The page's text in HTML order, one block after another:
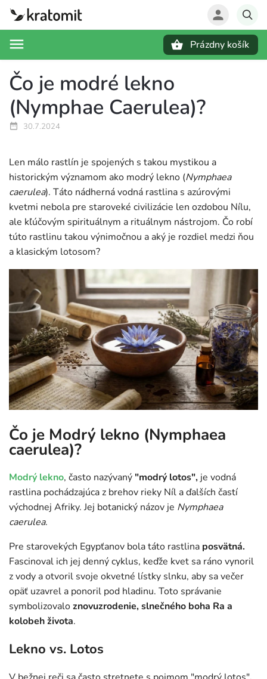
Prázdny košík
Čo je modré lekno
(Nymphae Caerulea)?
30.7.2024
Len málo rastlín je spojených s takou mystikou a
historickým významom ako modrý lekno (Nymphaea
caerulea). Táto nádherná vodná rastlina s azúrovými
kvetmi nebola pre staroveké civilizácie len ozdobou Nílu,
ale kľúčovým spirituálnym a rituálnym nástrojom. Čo robí
túto rastlinu takou výnimočnou a aký je rozdiel medzi ňou
a klasickým lotosom?
Čo je Modrý lekno (Nymphaea
caerulea)?
Modrý lekno, často nazývaný "modrý lotos", je vodná
rastlina pochádzajúca z brehov rieky Níl a ďalších častí
východnej Afriky. Jej botanický názov je Nymphaea
caerulea.
Pre starovekých Egypťanov bola táto rastlina posvätná.
Fascinoval ich jej denný cyklus, keďže kvet sa ráno vynoril
z vody a otvoril svoje okvetné lístky slnku, aby sa večer
opäť uzavrel a ponoril pod hladinu. Toto správanie
symbolizovaloznovuzrodenie, slnečného boha Ra a
kolobeh života.
Lekno vs. Lotos